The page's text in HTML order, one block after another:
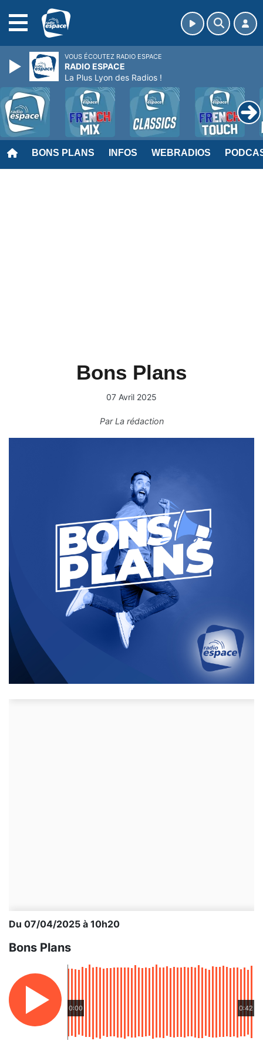
BONS PLANS INFOS WEBRADIOS
Bons Plans
07 Avril 2025
ParLa rédaction
Du 07/04/2025 à 10h20
Bons Plans
0:00 0:42
VOUS ÉCOUTEZ RADIO ESPACE
RADIO ESPACE
La Plus Lyon des Radios !